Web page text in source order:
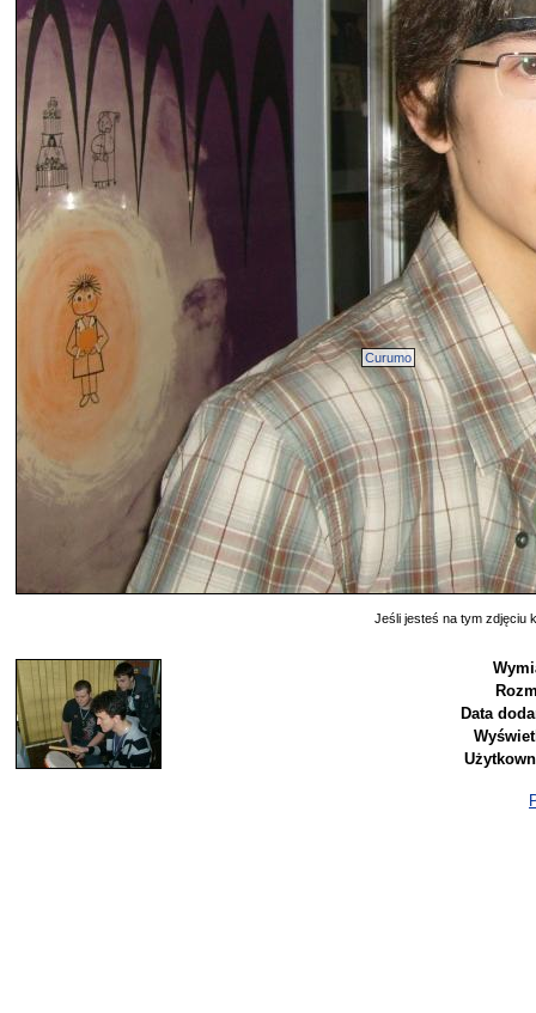
Curumo
Jeśli jesteś na tym zdjęciu
Data